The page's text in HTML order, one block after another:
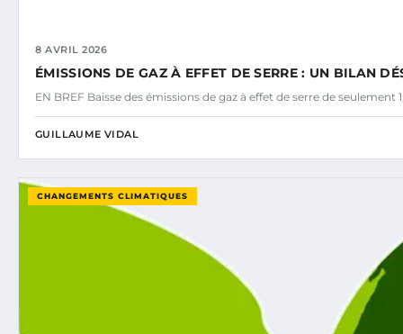
8 AVRIL 2026
ÉMISSIONS DE GAZ À EFFET DE SERRE : UN BILAN
EN BREF Baisse des émissions de gaz à effet de serre de seulement
GUILLAUME VIDAL
CHANGEMENTS CLIMATIQUES